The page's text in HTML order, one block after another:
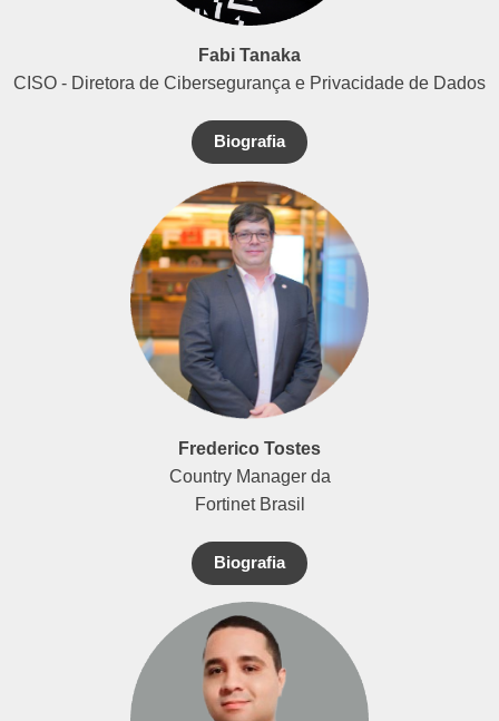
Fabi Tanaka
CISO - Diretora de Cibersegurança e Privacidade de Dados
Biografia
Frederico Tostes
Country Manager da
Fortinet Brasil
Biografia